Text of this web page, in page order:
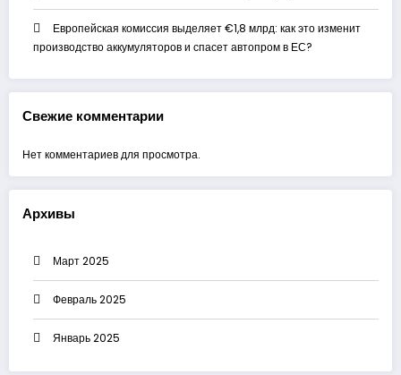
Европейская комиссия выделяет €1,8 млрд: как это изменит
производство аккумуляторов и спасет автопром в ЕС?
Свежие комментарии
Нет комментариев для просмотра.
Архивы
Март 2025
Февраль 2025
Январь 2025